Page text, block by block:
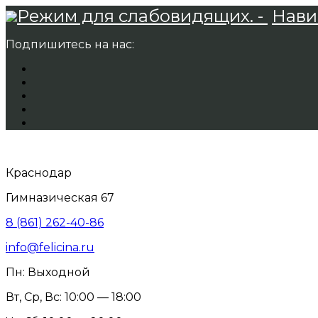
Режим для слабовидящих. -
Подпишитесь на нас:
Краснодар
Гимназическая 67
8 (861) 262-40-86
info@felicina.ru
Пн: Выходной
Вт, Ср, Вс: 10:00 — 18:00